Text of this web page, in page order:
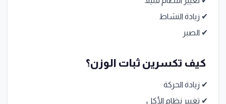
✔ زيادة النشاط
✔ الصبر
كيف تكسرين ثبات الوزن؟
✔ زيادة الحركة
✔ تغيير نظام الأكل